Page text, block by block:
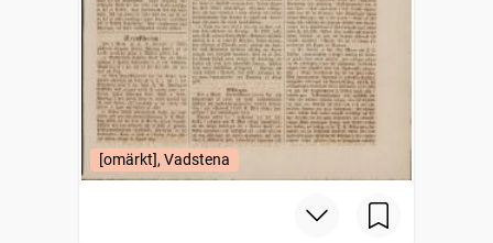
[omärkt], Vadstena